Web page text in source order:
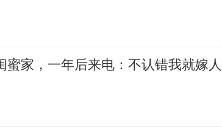
蜜家，一年后来电：不认错我就嫁人